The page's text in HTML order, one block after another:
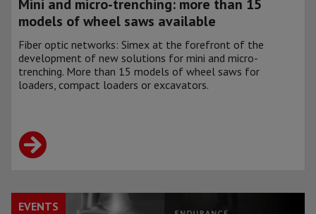
Mini and micro-trenching: more than 15
models of wheel saws available
Fiber optic networks: Simex at the forefront of the
development of new solutions for mini and micro-
trenching. More than 15 models of wheel saws for
loaders, compact loaders or excavators.
EVENTS